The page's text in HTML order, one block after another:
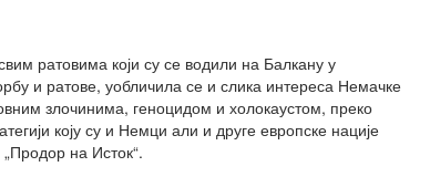
ратовима који су се водили на Балкану у
и ратове, уобличила се и слика интереса Немачке
злочинима, геноцидом и холокаустом, преко
коју су и Немци али и друге европске нације
на Исток“.